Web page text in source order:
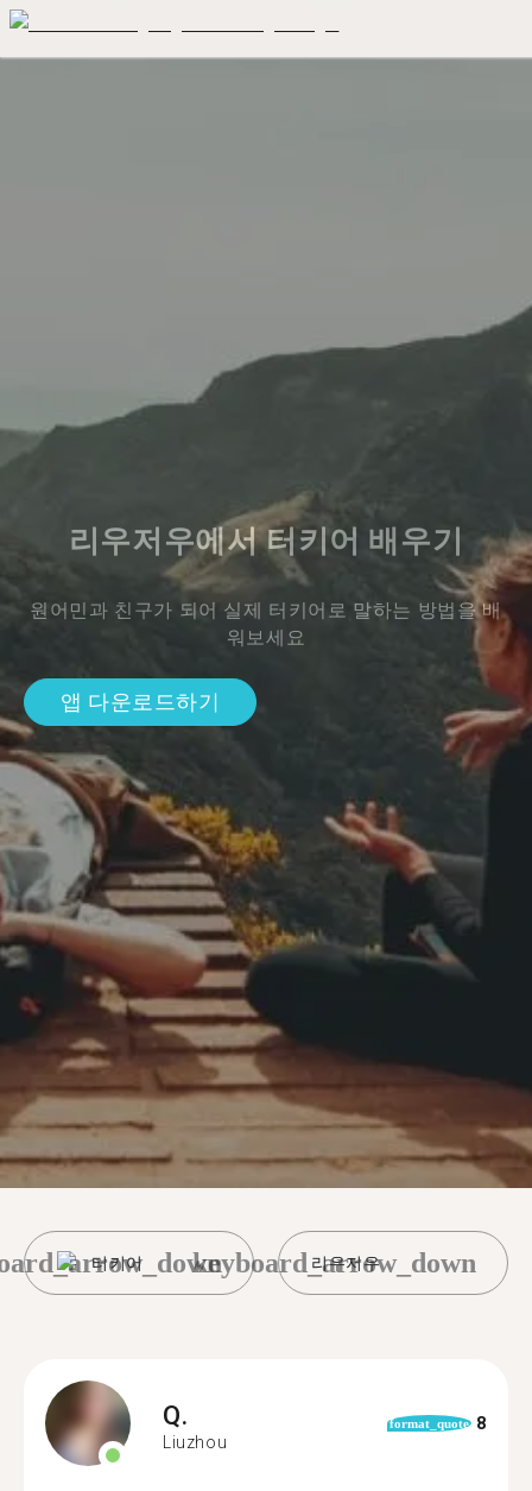
리우저우에서 터키어 배우기
원어민과 친구가 되어 실제 터키어로 말하는 방법을 배
워보세요
앱 다운로드하기
터키어 리우저우
keyboard_arrow_down
Q.
Liuzhou
format_quote 8